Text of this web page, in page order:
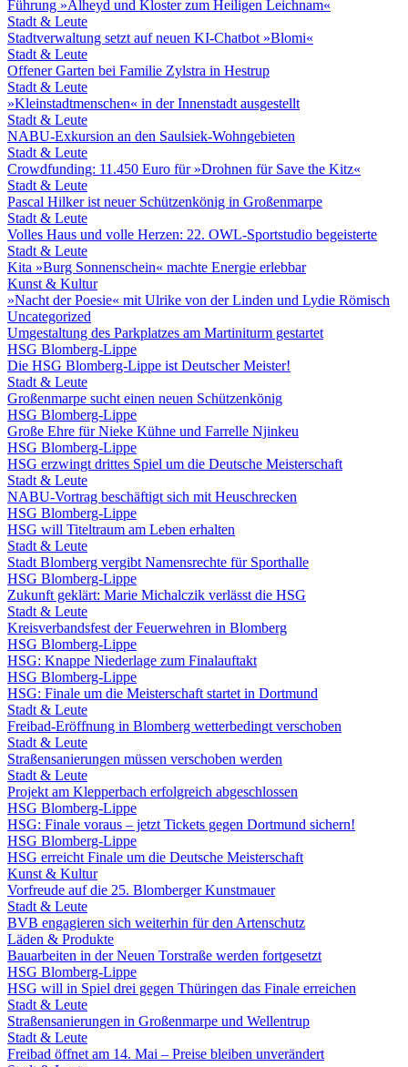
Führung »Alheyd und Kloster zum Heiligen Leichnam«
Stadt & Leute
Stadtverwaltung setzt auf neuen KI-Chatbot »Blomi«
Stadt & Leute
Offener Garten bei Familie Zylstra in Hestrup
Stadt & Leute
»Kleinstadtmenschen« in der Innenstadt ausgestellt
Stadt & Leute
NABU-Exkursion an den Saulsiek-Wohngebieten
Stadt & Leute
Crowdfunding: 11.450 Euro für »Drohnen für Save the Kitz«
Stadt & Leute
Pascal Hilker ist neuer Schützenkönig in Großenmarpe
Stadt & Leute
Volles Haus und volle Herzen: 22. OWL-Sportstudio begeisterte
Stadt & Leute
Kita »Burg Sonnenschein« machte Energie erlebbar
Kunst & Kultur
»Nacht der Poesie« mit Ulrike von der Linden und Lydie Römisch
Uncategorized
Umgestaltung des Parkplatzes am Martiniturm gestartet
HSG Blomberg-Lippe
Die HSG Blomberg-Lippe ist Deutscher Meister!
Stadt & Leute
Großenmarpe sucht einen neuen Schützenkönig
HSG Blomberg-Lippe
Große Ehre für Nieke Kühne und Farrelle Njinkeu
HSG Blomberg-Lippe
HSG erzwingt drittes Spiel um die Deutsche Meisterschaft
Stadt & Leute
NABU-Vortrag beschäftigt sich mit Heuschrecken
HSG Blomberg-Lippe
HSG will Titeltraum am Leben erhalten
Stadt & Leute
Stadt Blomberg vergibt Namensrechte für Sporthalle
HSG Blomberg-Lippe
Zukunft geklärt: Marie Michalczik verlässt die HSG
Stadt & Leute
Kreisverbandsfest der Feuerwehren in Blomberg
HSG Blomberg-Lippe
HSG: Knappe Niederlage zum Finalauftakt
HSG Blomberg-Lippe
HSG: Finale um die Meisterschaft startet in Dortmund
Stadt & Leute
Freibad-Eröffnung in Blomberg wetterbedingt verschoben
Stadt & Leute
Straßensanierungen müssen verschoben werden
Stadt & Leute
Projekt am Klepperbach erfolgreich abgeschlossen
HSG Blomberg-Lippe
HSG: Finale voraus – jetzt Tickets gegen Dortmund sichern!
HSG Blomberg-Lippe
HSG erreicht Finale um die Deutsche Meisterschaft
Kunst & Kultur
Vorfreude auf die 25. Blomberger Kunstmauer
Stadt & Leute
BVB engagieren sich weiterhin für den Artenschutz
Läden & Produkte
Bauarbeiten in der Neuen Torstraße werden fortgesetzt
HSG Blomberg-Lippe
HSG will in Spiel drei gegen Thüringen das Finale erreichen
Stadt & Leute
Straßensanierungen in Großenmarpe und Wellentrup
Stadt & Leute
Freibad öffnet am 14. Mai – Preise bleiben unverändert